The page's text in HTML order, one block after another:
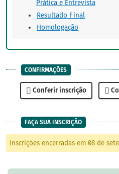
Prática e Entrevista
Resultado Final
Homologação
CONFIRMAÇÕES
Conferir inscrição
FAÇA SUA INSCRIÇÃO
Inscrições encerradas em 08 de